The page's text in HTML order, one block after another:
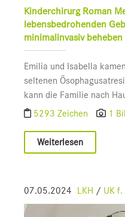
Kinderchirurg Roman
lebensbedrohenden
minimalinvasiv beheben
Emilia und Isabella
seltenen
kann die Familie nach
5293 Zeichen
1
Weiterlesen
07.05.2024 LKH / UK f.